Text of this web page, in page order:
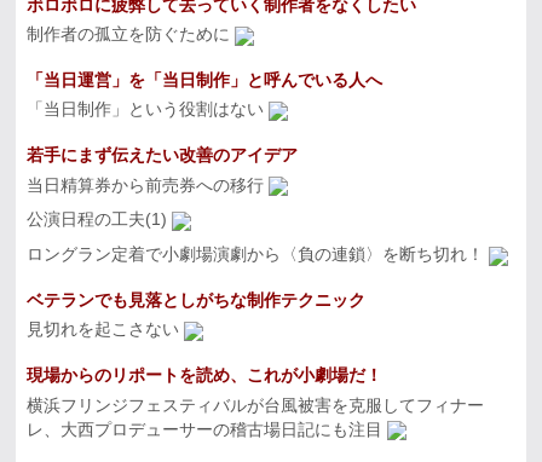
ボロボロに疲弊して去っていく制作者をなくしたい
制作者の孤立を防ぐために
「当日運営」を「当日制作」と呼んでいる人へ
「当日制作」という役割はない
若手にまず伝えたい改善のアイデア
当日精算券から前売券への移行
公演日程の工夫(1)
ロングラン定着で小劇場演劇から〈負の連鎖〉を断ち切れ！
ベテランでも見落としがちな制作テクニック
見切れを起こさない
現場からのリポートを読め、これが小劇場だ！
横浜フリンジフェスティバルが台風被害を克服してフィナー
レ、大西プロデューサーの稽古場日記にも注目